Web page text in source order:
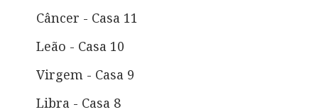
Câncer - Casa 11
Leão - Casa 10
Virgem - Casa 9
Libra - Casa 8